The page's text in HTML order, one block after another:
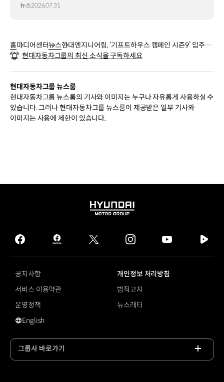
뉴스2026.07.31
홈미디어센터뉴스현대엔지니어링, ‘기프트하우스 캠페인 시즌9’ 입주식
진행
현대자동차그룹의 최신 소식을 구독하세요
현대자동차그룹 뉴스룸
현대자동차그룹 뉴스룸의 기사와 이미지는 누구나 자유롭게 사용하실 수
있습니다. 그러나 현대자동차그룹 뉴스룸이 제공받은 일부 기사와
이미지는 사용에 제한이 있습니다.
HYUNDAI
GROUP
facebook
hmg
journal
twitter instagram
tv
공지사항
개인정보 처리방침
서비스 이용약관
법적고지
운영정책
뉴스레터
영문 사이트로 이동
English
그룹사 바로가기